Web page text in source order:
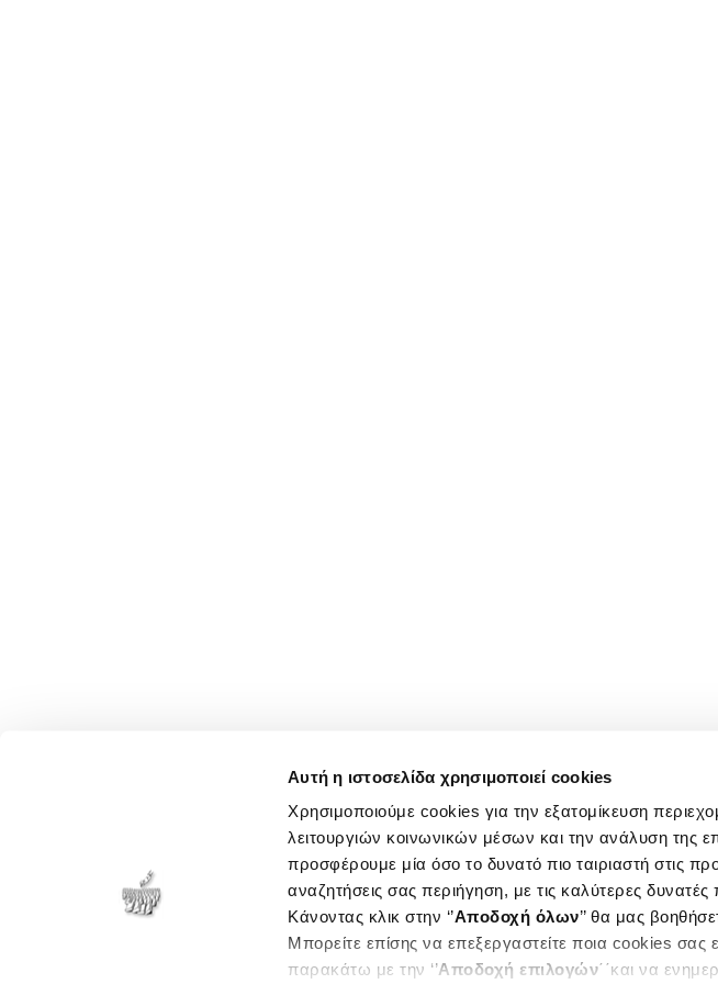
Αυτή η ιστοσελίδα χρησιμοποιεί cookies
Χρησιμοποιούμε cookies για την εξατομίκευση
λειτουργιών κοινωνικών μέσων και την ανάλυση της
προσφέρουμε μία όσο το δυνατό πιο ταιριαστή στις
αναζητήσεις σας περιήγηση, με τις καλύτερες δυνατές
Κάνοντας κλικ στην ‘’Αποδοχή όλων’’ θα μας
Μπορείτε επίσης να επεξεργαστείτε ποια cookies σας
παρακάτω με την ‘’Αποδοχή επιλογών΄΄και να